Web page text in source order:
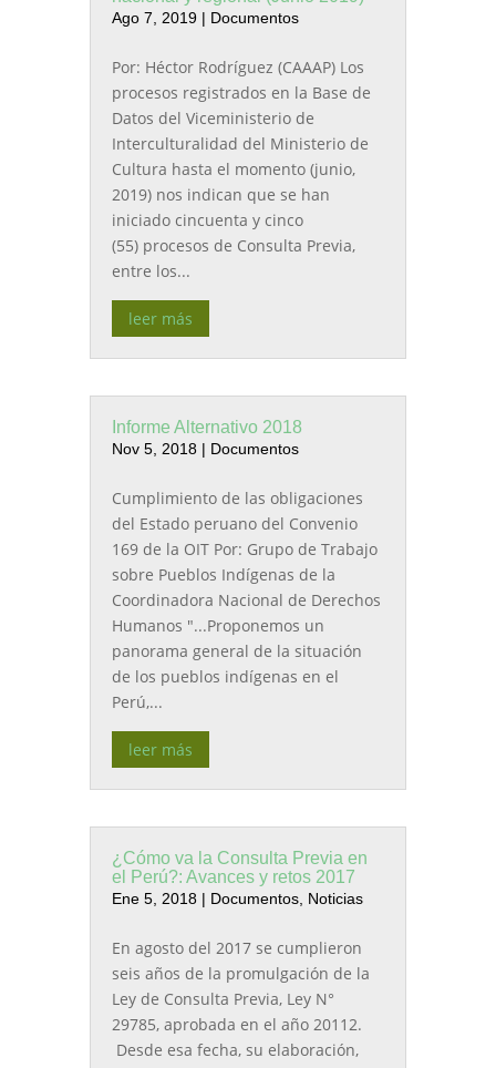
Ago 7, 2019| Documentos
Por: Héctor Rodríguez (CAAAP) Los
procesos registrados en la Base de
Datos del Viceministerio de
Interculturalidad del Ministerio de
Cultura hasta el momento (junio,
2019) nos indican que se han
iniciado cincuenta y cinco
(55) procesos de Consulta Previa,
entre los...
leer más
Informe Alternativo 2018
Nov 5, 2018| Documentos
Cumplimiento de las obligaciones
del Estado peruano del Convenio
169 de la OIT Por: Grupo de Trabajo
sobre Pueblos Indígenas de la
Coordinadora Nacional de Derechos
Humanos "...Proponemos un
panorama general de la situación
de los pueblos indígenas en el
Perú,...
leer más
¿Cómo va la Consulta Previa en
el Perú?: Avances y retos 2017
Ene 5, 2018| Documentos, Noticias
En agosto del 2017 se cumplieron
seis años de la promulgación de la
Ley de Consulta Previa, Ley N°
29785, aprobada en el año 20112.
Desde esa fecha, su elaboración,